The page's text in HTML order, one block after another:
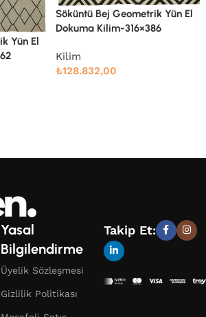
Yün El
Söküntü Bej Modern Dizayn
Kilim
Yasal
Bilgilendirme
Üyelik Sözleşmesi
Gizlilik Politikası
Takip Et: